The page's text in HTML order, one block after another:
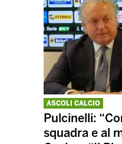
ASCOLI CALCIO
Pulcinelli:
squadra e al